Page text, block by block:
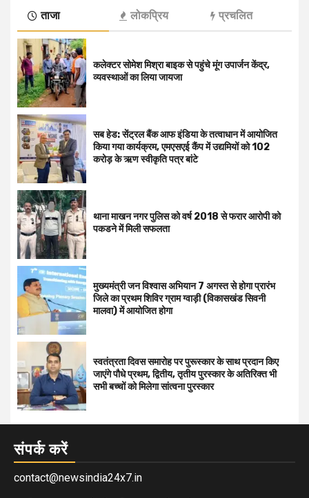
ताजा लोकप्रिय प्रचलित
कलेक्टर सोमेश मिश्रा बाइक से पहुंचे मूंग उपार्जन केंद्र,
व्यवस्थाओं का लिया जायजा
सब हेड: सेंट्रल बैंक आफ इंडिया के तत्वाधान में आयोजित
किया गया कार्यक्रम, एमएसएई कैंप में उद्यमियों को 102
करोड़ के ऋण स्वीकृति पत्र बांटे
थाना माखन नगर पुलिस को वर्ष 2018 से फरार आरोपी को
पकडने में मिली सफलता
मुख्यमंत्री जन विश्वास अभियान 7 अगस्त से होगा प्रारंभ
जिले का प्रथम शिविर ग्राम ग्वाड़ी (विकासखंड सिवनी
मालवा) में आयोजित होगा
स्वतंत्रता दिवस समारोह पर पुरूस्‍कार के साथ प्रदान किए
जाएंगे पौधे प्रथम, द्वितीय, तृतीय पुरस्कार के अतिरिक्त भी
सभी बच्चों को मिलेगा सांत्वना पुरस्कार
संपर्क करें
contact@newsindia24x7.in